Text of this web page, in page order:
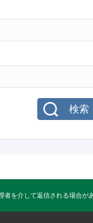
検索
を介して返信される場合が